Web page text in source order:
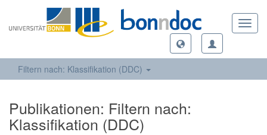
Filtern nach: Klassifikation (DDC)
Publikationen: Filtern nach:
Klassifikation (DDC)